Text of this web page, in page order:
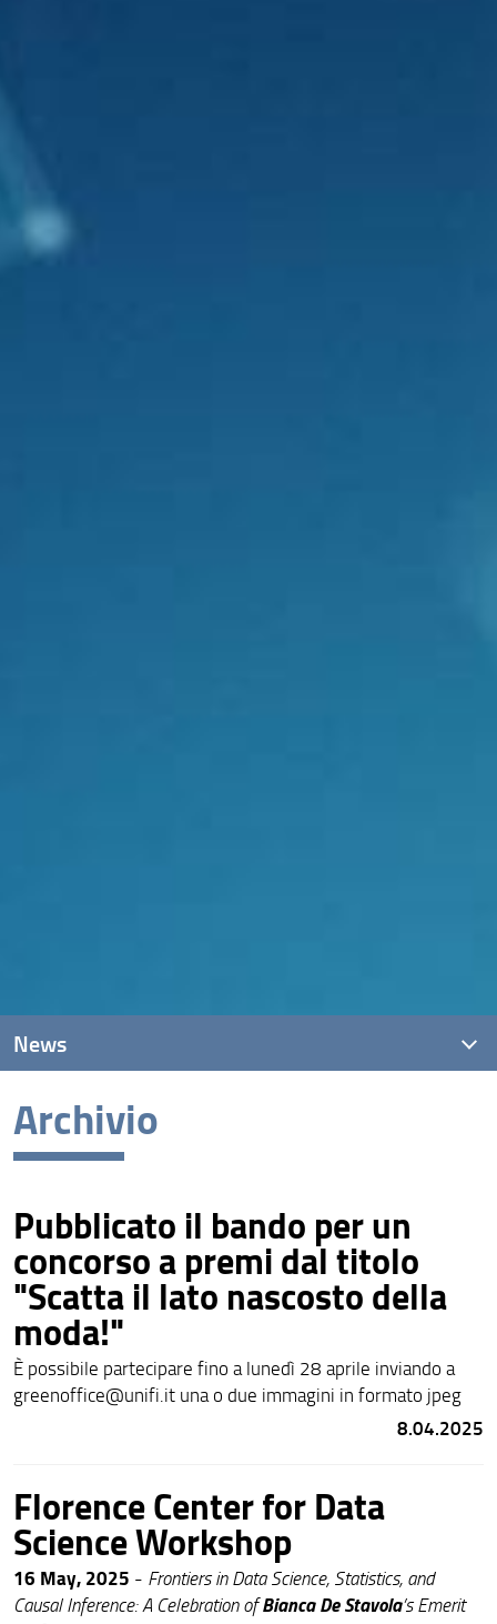
Archivio
Pubblicato il bando per un
concorso a premi dal titolo
"Scatta il lato nascosto della
moda!"
È possibile partecipare fino a lunedì 28 aprile inviando a
greenoffice@unifi.it una o due immagini in formato jpeg
8.04.2025
Florence Center for Data
Science Workshop
16 May, 2025 - Frontiers in Data Science, Statistics, and
Causal Inference: A Celebration ofBianca De Stavola’s Emerit
News
News recenti
Archivio